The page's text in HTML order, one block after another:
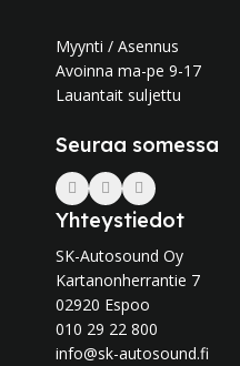
Myynti / Asennus
Avoinna ma-pe 9-17
Lauantait suljettu
Seuraa somessa
Yhteystiedot
SK-Autosound Oy
Kartanonherrantie 7
02920 Espoo
010 29 22 800
info@sk-autosound.fi